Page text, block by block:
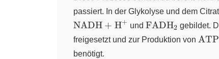
passiert. In der Glykolyse und dem
NADH + HX
+ und \ce{FADH2}
FADHX
2 gebildet.
freigesetzt und zur Produktion von ATP
benötigt.